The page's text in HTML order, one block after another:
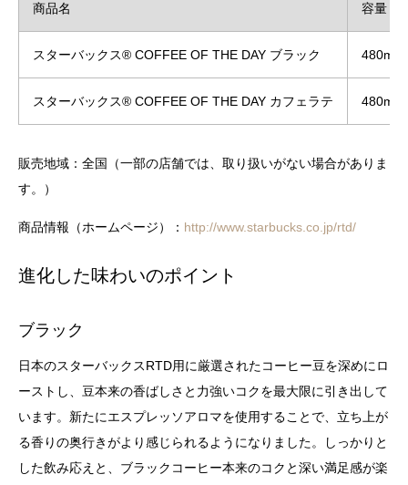
商品名 容量
スターバックス® COFFEE OF THE DAY ブラック 480ml
スターバックス® COFFEE OF THE DAY カフェラテ 480ml
販売地域：全国（一部の店舗では、取り扱いがない場合がありま
す。）
商品情報（ホームページ）： http://www.starbucks.co.jp/rtd/
進化した味わいのポイント
ブラック
日本のスターバックスRTD用に厳選されたコーヒー豆を深めにロ
ーストし、豆本来の香ばしさと力強いコクを最大限に引き出して
います。新たにエスプレッソアロマを使用することで、立ち上が
る香りの奥行きがより感じられるようになりました。しっかりと
した飲み応えと、ブラックコーヒー本来のコクと深い満足感が楽